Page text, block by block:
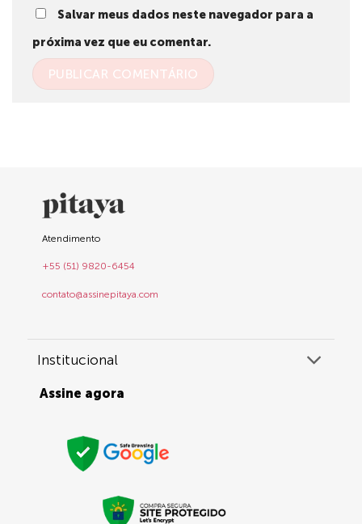
Salvar meus dados neste navegador para a
próxima vez que eu comentar.
Atendimento
+55 (51) 9820-6454
contato@assinepitaya.com
Institucional
Assine agora